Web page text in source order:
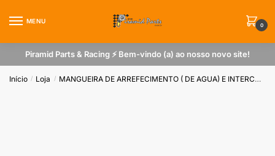
MENU
0
Piramid Parts & Racing ⚡ Bem-vindo (a) ao nosso novo site!
Início / Loja / MANGUEIRA DE ARREFECIMENTO ( DE AGUA) E INTERCOOLER